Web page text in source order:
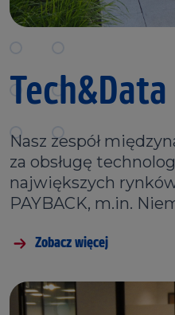
Tech&Data
Nasz zespół
za obsługę
największych
PAYBACK, m.in.
Zobacz więcej